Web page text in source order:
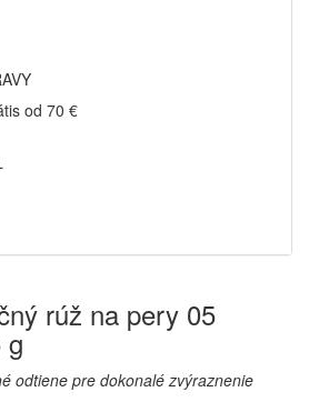
od 70 €
rúž na pery 05
g
odtiene pre dokonalé zvýraznenie